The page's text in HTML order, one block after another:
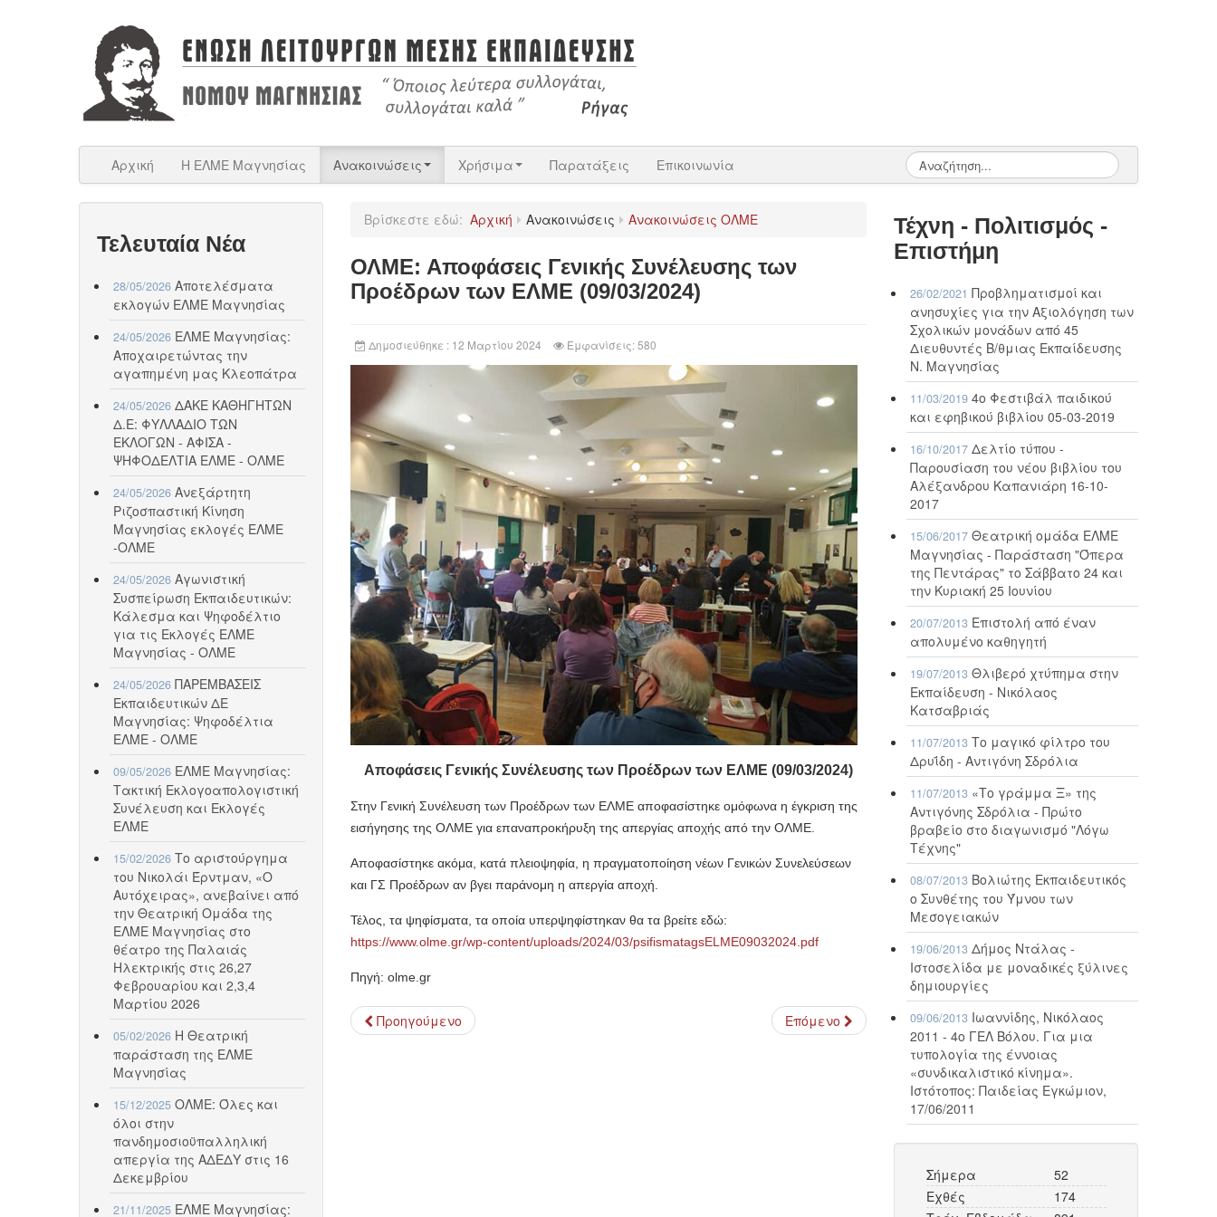
Αρχική Η ΕΛΜΕ Μαγνησίας Ανακοινώσεις Χρήσιμα Παρατάξεις Επικοινωνία
Τελευταία Νέα
28/05/2026 Αποτελέσματα
εκλογών ΕΛΜΕ Μαγνησίας
24/05/2026 ΕΛΜΕ Μαγνησίας:
Αποχαιρετώντας την
αγαπημένη μας Κλεοπάτρα
24/05/2026 ΔΑΚΕ ΚΑΘΗΓΗΤΩΝ
Δ.Ε: ΦΥΛΛΑΔΙΟ ΤΩΝ
ΕΚΛΟΓΩΝ - ΑΦΙΣΑ -
ΨΗΦΟΔΕΛΤΙΑ ΕΛΜΕ - ΟΛΜΕ
24/05/2026 Ανεξάρτητη
Ριζοσπαστική Κίνηση
Μαγνησίας εκλογές ΕΛΜΕ
-ΟΛΜΕ
24/05/2026 Αγωνιστική
Συσπείρωση Εκπαιδευτικών:
Κάλεσμα και Ψηφοδέλτιο
για τις Εκλογές ΕΛΜΕ
Μαγνησίας - ΟΛΜΕ
24/05/2026 ΠΑΡΕΜΒΑΣΕΙΣ
Εκπαιδευτικών ΔΕ
Μαγνησίας: Ψηφοδέλτια
ΕΛΜΕ - ΟΛΜΕ
09/05/2026 ΕΛΜΕ Μαγνησίας:
Τακτική Εκλογοαπολογιστική
Συνέλευση και Εκλογές
ΕΛΜΕ
15/02/2026 Το αριστούργημα
του Νικολάι Έρντμαν, «Ο
Αυτόχειρας», ανεβαίνει από
την Θεατρική Ομάδα της
ΕΛΜΕ Μαγνησίας στο
θέατρο της Παλαιάς
Ηλεκτρικής στις 26,27
Φεβρουαρίου και 2,3,4
Μαρτίου 2026
05/02/2026 Η Θεατρική
παράσταση της ΕΛΜΕ
Μαγνησίας
15/12/2025 ΟΛΜΕ: Όλες και
όλοι στην
πανδημοσιοϋπαλληλική
απεργία της ΑΔΕΔΥ στις 16
Δεκεμβρίου
21/11/2025 ΕΛΜΕ Μαγνησίας:
Βρίσκεστε εδώ: Αρχική Ανακοινώσεις Ανακοινώσεις ΟΛΜΕ
ΟΛΜΕ: Αποφάσεις Γενικής Συνέλευσης των
Προέδρων των ΕΛΜΕ (09/03/2024)
Δημοσιεύθηκε : 12 Μαρτίου 2024 Εμφανίσεις: 580
Αποφάσεις Γενικής Συνέλευσης των Προέδρων των ΕΛΜΕ (09/03/2024)
Στην Γενική Συνέλευση των Προέδρων των ΕΛΜΕ αποφασίστηκε ομόφωνα η έγκριση της
εισήγησης της ΟΛΜΕ για επαναπροκήρυξη της απεργίας αποχής από την ΟΛΜΕ.
Αποφασίστηκε ακόμα, κατά πλειοψηφία, η πραγματοποίηση νέων Γενικών Συνελεύσεων
και ΓΣ Προέδρων αν βγει παράνομη η απεργία αποχή.
Τέλος, τα ψηφίσματα, τα οποία υπερψηφίστηκαν θα τα βρείτε εδώ:
https://www.olme.gr/wp-content/uploads/2024/03/psifismatagsELME09032024.pdf
Πηγή: olme.gr
Προηγούμενο Επόμενο
Τέχνη - Πολιτισμός -
Επιστήμη
26/02/2021 Προβληματισμοί και
ανησυχίες για την Αξιολόγηση των
Σχολικών μονάδων από 45
Διευθυντές Β/θμιας Εκπαίδευσης
Ν. Μαγνησίας
11/03/2019 4ο Φεστιβάλ παιδικού
και εφηβικού βιβλίου 05-03-2019
16/10/2017 Δελτίο τύπου -
Παρουσίαση του νέου βιβλίου του
Αλέξανδρου Καπανιάρη 16-10-
2017
15/06/2017 Θεατρική ομάδα ΕΛΜΕ
Μαγνησίας - Παράσταση "Όπερα
της Πεντάρας" το Σάββατο 24 και
την Κυριακή 25 Ιουνίου
20/07/2013 Επιστολή από έναν
απολυμένο καθηγητή
19/07/2013 Θλιβερό χτύπημα στην
Εκπαίδευση - Νικόλαος
Κατσαβριάς
11/07/2013 Το μαγικό φίλτρο του
Δρυΐδη - Αντιγόνη Σδρόλια
11/07/2013 «Το γράμμα Ξ» της
Αντιγόνης Σδρόλια - Πρώτο
βραβείο στο διαγωνισμό "Λόγω
Τέχνης"
08/07/2013 Βολιώτης Εκπαιδευτικός
ο Συνθέτης του Ύμνου των
Μεσογειακών
19/06/2013 Δήμος Ντάλας -
Ιστοσελίδα με μοναδικές ξύλινες
δημιουργίες
09/06/2013 Ιωαννίδης, Νικόλαος
2011 - 4ο ΓΕΛ Βόλου. Για μια
τυπολογία της έννοιας
«συνδικαλιστικό κίνημα».
Ιστότοπος: Παιδείας Εγκώμιον,
17/06/2011
Σήμερα
52
Εχθές
174